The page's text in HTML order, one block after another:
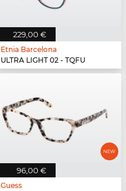
229,00 €
Etnia Barcelona
ULTRA LIGHT 02 - TQFU
96,00 €
Guess